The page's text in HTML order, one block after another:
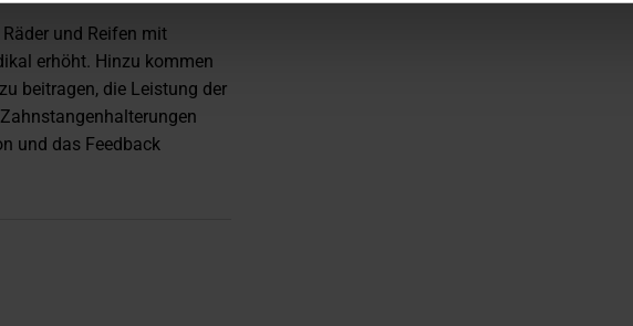
und Reifen mit
erhöht. Hinzu kommen
beitragen, die Leistung der
und das Feedback